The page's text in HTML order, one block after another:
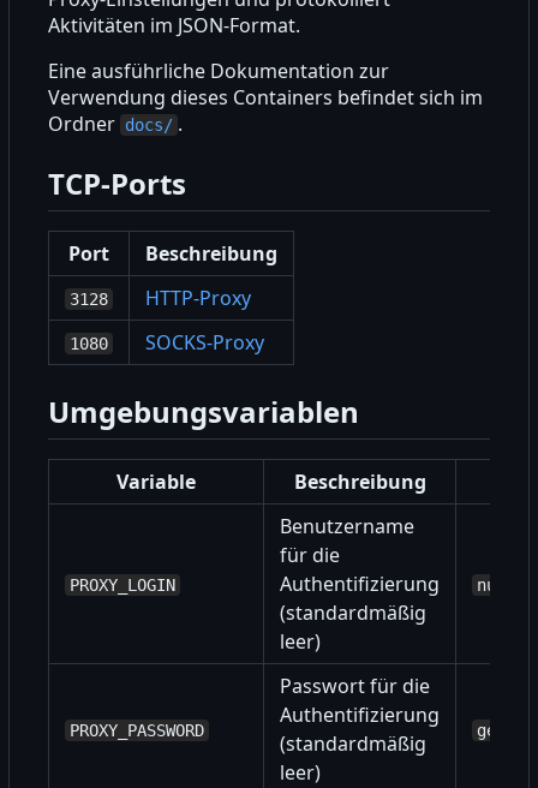
Aktivitäten im JSON-Format.
Eine ausführliche Dokumentation zur
Verwendung dieses Containers befindet sich im
Ordner docs/ .
TCP-Ports
Port Beschreibung
3128 HTTP-Proxy
1080 SOCKS-Proxy
Umgebungsvariablen
Variable Beschreibung
PROXY_LOGIN
Benutzername
für die
Authentifizierung
(standardmäßig
leer)
nutzer
PROXY_PASSWORD
Passwort für die
Authentifizierung
(standardmäßig
leer)
geheim